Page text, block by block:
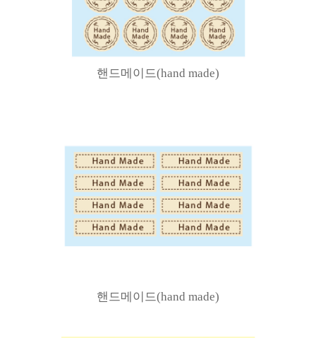
핸드메이드(hand made)
핸드메이드(hand made)